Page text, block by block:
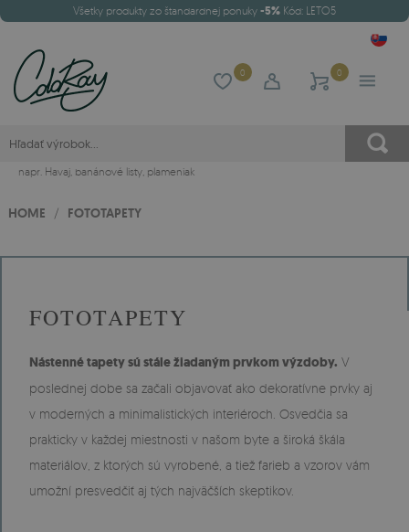
Všetky produkty zo štandardnej ponuky -5% Kód: LETO5
0 0
napr. Havaj, banánové listy, plameniak
HOME / FOTOTAPETY
FOTOTAPETY
Nástenné tapety sú stále žiadaným prvkom výzdoby. V
poslednej dobe sa začali objavovať ako dekoratívne prvky aj
v moderných a minimalistických interiéroch. Osvedčia sa
prakticky v každej miestnosti v našom byte a široká škála
materiálov, z ktorých sú vyrobené, a tiež farieb a vzorov vám
umožní presvedčiť aj tých najväčších skeptikov.